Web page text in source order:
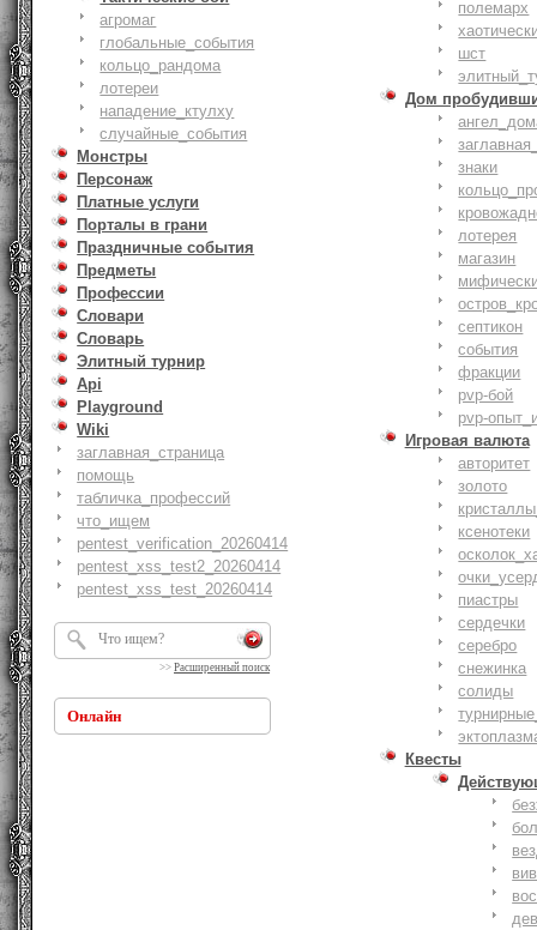
агромаг
глобальные_события
кольцо_рандома
лотереи
нападение_ктулху
случайные_события
Монстры
Персонаж
Платные услуги
Порталы в грани
Праздничные события
Предметы
Профессии
Словари
Словарь
Элитный турнир
Api
Playground
Wiki
заглавная_страница
помощь
табличка_профессий
что_ищем
pentest_verification_20260414
pentest_xss_test2_20260414
pentest_xss_test_20260414
>> Расширенный поиск
Онлайн
полемарх
шст
Дом
знаки
лотерея
магазин
септикон
события
фракции
pvp-бой
pvp-
Игровая валюта
авторитет
золото
ксенотеки
пиастры
сердечки
серебро
снежинка
солиды
Квесты